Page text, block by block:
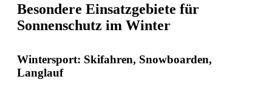
Besondere Einsatzgebiete für
Sonnenschutz im Winter
Wintersport: Skifahren, Snowboarden,
Langlauf